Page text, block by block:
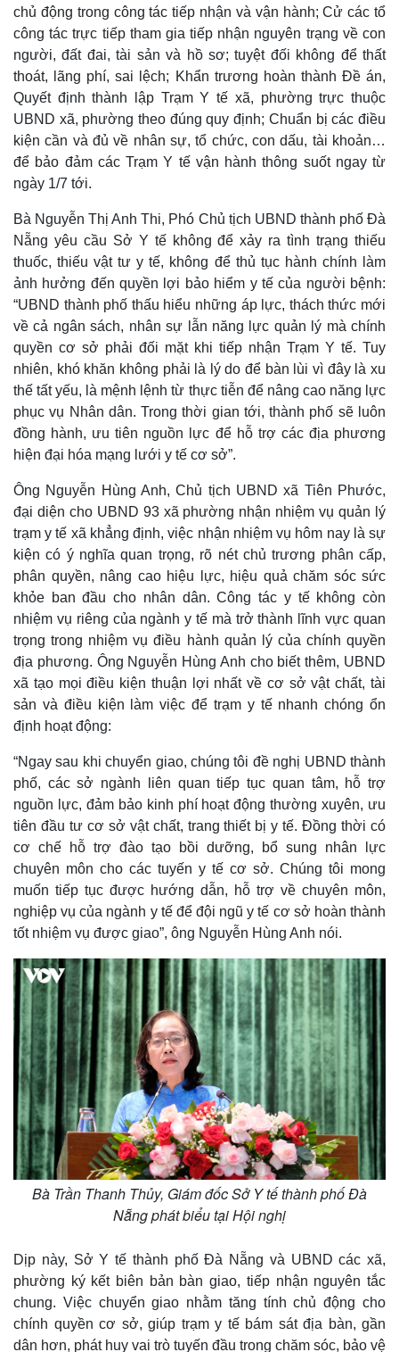
Kinh tế
Bất động sản
Khởi nghiệp
Thị trường
Giá vàng
Tiêu dùng
Tỷ giá
Chứng khoán
Giá cà phê
chủ động trong công tác tiếp nhận và vận hành; Cử các tổ
công tác trực tiếp tham gia tiếp nhận nguyên trạng về con
người, đất đai, tài sản và hồ sơ; tuyệt đối không để thất
thoát, lãng phí, sai lệch; Khẩn trương hoàn thành Đề án,
Quyết định thành lập Trạm Y tế xã, phường trực thuộc
UBND xã, phường theo đúng quy định; Chuẩn bị các điều
kiện cần và đủ về nhân sự, tổ chức, con dấu, tài khoản…
để bảo đảm các Trạm Y tế vận hành thông suốt ngay từ
ngày 1/7 tới.
Bà Nguyễn Thị Anh Thi, Phó Chủ tịch UBND thành phố Đà
Nẵng yêu cầu Sở Y tế không để xảy ra tình trạng thiếu
thuốc, thiếu vật tư y tế, không để thủ tục hành chính làm
ảnh hưởng đến quyền lợi bảo hiểm y tế của người bệnh:
“UBND thành phố thấu hiểu những áp lực, thách thức mới
về cả ngân sách, nhân sự lẫn năng lực quản lý mà chính
quyền cơ sở phải đối mặt khi tiếp nhận Trạm Y tế. Tuy
nhiên, khó khăn không phải là lý do để bàn lùi vì đây là xu
thế tất yếu, là mệnh lệnh từ thực tiễn để nâng cao năng lực
phục vụ Nhân dân. Trong thời gian tới, thành phố sẽ luôn
đồng hành, ưu tiên nguồn lực để hỗ trợ các địa phương
hiện đại hóa mạng lưới y tế cơ sở”.
Ông Nguyễn Hùng Anh, Chủ tịch UBND xã Tiên Phước,
đại diện cho UBND 93 xã phường nhận nhiệm vụ quản lý
trạm y tế xã khẳng định, việc nhận nhiệm vụ hôm nay là sự
kiện có ý nghĩa quan trọng, rõ nét chủ trương phân cấp,
phân quyền, nâng cao hiệu lực, hiệu quả chăm sóc sức
khỏe ban đầu cho nhân dân. Công tác y tế không còn
nhiệm vụ riêng của ngành y tế mà trở thành lĩnh vực quan
trọng trong nhiệm vụ điều hành quản lý của chính quyền
địa phương. Ông Nguyễn Hùng Anh cho biết thêm, UBND
xã tạo mọi điều kiện thuận lợi nhất về cơ sở vật chất, tài
sản và điều kiện làm việc để trạm y tế nhanh chóng ổn
định hoạt động:
“Ngay sau khi chuyển giao, chúng tôi đề nghị UBND thành
phố, các sở ngành liên quan tiếp tục quan tâm, hỗ trợ
nguồn lực, đảm bảo kinh phí hoạt động thường xuyên, ưu
tiên đầu tư cơ sở vật chất, trang thiết bị y tế. Đồng thời có
cơ chế hỗ trợ đào tạo bồi dưỡng, bổ sung nhân lực
chuyên môn cho các tuyến y tế cơ sở. Chúng tôi mong
muốn tiếp tục được hướng dẫn, hỗ trợ về chuyên môn,
nghiệp vụ của ngành y tế để đội ngũ y tế cơ sở hoàn thành
tốt nhiệm vụ được giao”, ông Nguyễn Hùng Anh nói.
Bà Trần Thanh Thủy, Giám đốc Sở Y tế thành phố Đà
Nẵng phát biểu tại Hội nghị
Dịp này, Sở Y tế thành phố Đà Nẵng và UBND các xã,
phường ký kết biên bản bàn giao, tiếp nhận nguyên tắc
chung. Việc chuyển giao nhằm tăng tính chủ động cho
chính quyền cơ sở, giúp trạm y tế bám sát địa bàn, gần
dân hơn, phát huy vai trò tuyến đầu trong chăm sóc, bảo vệ